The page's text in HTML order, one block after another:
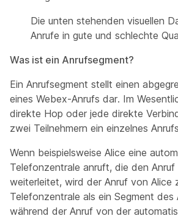
Die unten stehenden visuellen
Anrufe in gute und schlechte
Was ist ein Anrufsegment?
Ein Anrufsegment stellt einen
eines Webex-Anrufs dar. Im
direkte Hop oder jede direkte
zwei Teilnehmern ein einzelnes
Wenn beispielsweise Alice eine
Telefonzentrale anruft, die den
weiterleitet, wird der Anruf von Alice
Telefonzentrale als ein Segment
während der Anruf von der